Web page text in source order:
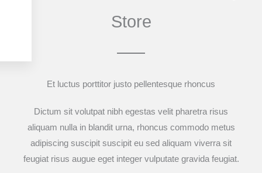
Store
Et luctus porttitor justo pellentesque rhoncus
Dictum sit volutpat nibh egestas velit pharetra risus
aliquam nulla in blandit urna, rhoncus commodo metus
adipiscing suscipit suscipit eu sed aliquam viverra sit
feugiat risus augue eget integer vulputate gravida feugiat.